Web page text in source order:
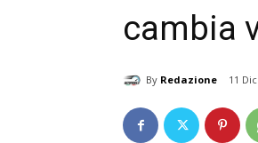
cambia
By Redazione 11